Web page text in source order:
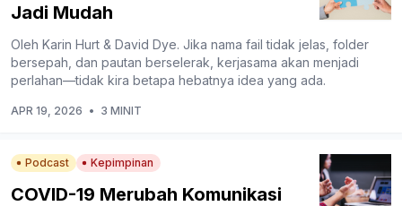
Jadi Mudah
Oleh Karin Hurt & David Dye. Jika nama fail tidak jelas, folder
bersepah, dan pautan berselerak, kerjasama akan menjadi
perlahan—tidak kira betapa hebatnya idea yang ada.
APR 19, 2026 • 3 MINIT
Podcast Kepimpinan
COVID-19 Merubah Komunikasi